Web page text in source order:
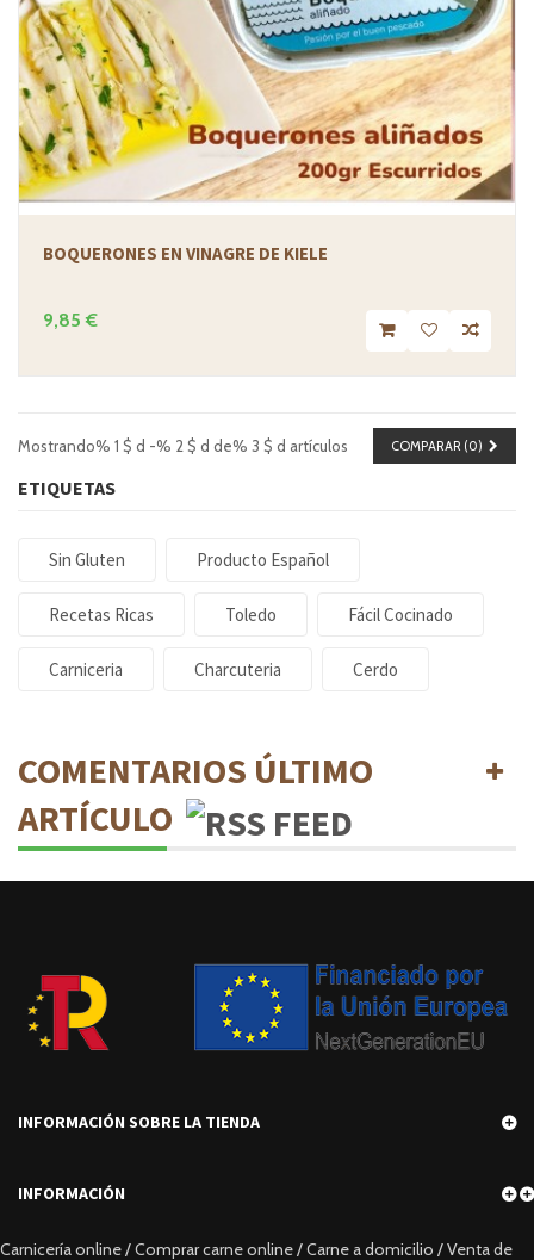
BOQUERONES EN VINAGRE DE KIELE
9,85 €
COMPARAR (0)
Mostrando% 1 $ d -% 2 $ d de% 3 $ d artículos
ETIQUETAS
Sin Gluten Producto Español
Recetas Ricas Toledo Fácil Cocinado
Carniceria Charcuteria Cerdo
COMENTARIOS ÚLTIMO
ARTÍCULO
INFORMACIÓN SOBRE LA TIENDA
INFORMACIÓN
Carnicería online / Comprar carne online / Carne a domicilio / Venta de